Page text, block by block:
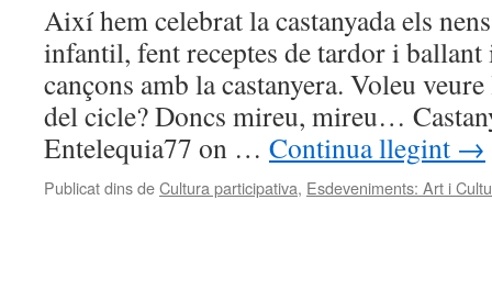
Així hem celebrat la castanyada els
infantil, fent receptes de tardor i
cançons amb la castanyera. Voleu
del cicle? Doncs mireu, mireu…
Entelequia77 on … Continua llegint →
Publicat dins deCultura participativa, Esdeveniments: Art i